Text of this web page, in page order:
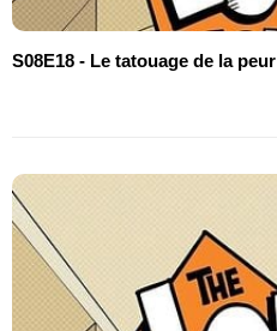
S08E18 - Le tatouage de la peur